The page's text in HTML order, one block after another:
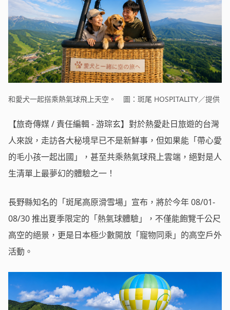
和愛犬一起搭乘熱氣球飛上天空。 圖：斑尾 HOSPITALITY／提供
【旅奇傳媒 / 責任編輯 - 游琮玄】對於熱愛赴日旅遊的台灣
人來說，走訪各大秘境早已不是新鮮事，但如果能「帶心愛
的毛小孩一起出國」，甚至共乘熱氣球飛上雲端，絕對是人
生清單上最夢幻的體驗之一！
長野縣知名的「斑尾高原滑雪場」宣布，將於今年 08/01-
08/30 推出夏季限定的「熱氣球體驗」，不僅能飽覽千公尺
高空的絕景，更是日本極少數開放「寵物同乘」的高空戶外
活動。